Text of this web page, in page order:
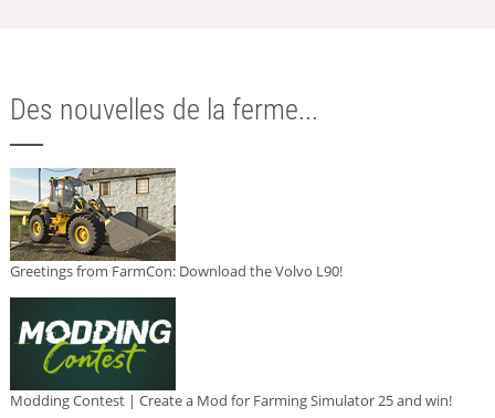
Des nouvelles de la ferme...
Greetings from FarmCon: Download the Volvo L90!
Modding Contest | Create a Mod for Farming Simulator 25 and win!